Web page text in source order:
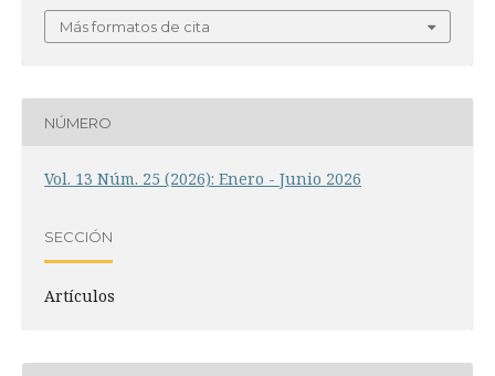
Más formatos de cita
NÚMERO
Vol. 13 Núm. 25 (2026): Enero - Junio 2026
SECCIÓN
Artículos